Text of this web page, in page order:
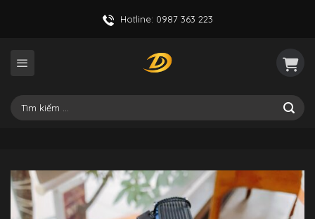
Hotline: 0987 363 223
Tìm
kiếm: